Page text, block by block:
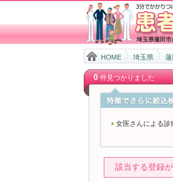
埼玉県蓮田
HOME 埼玉県
0件見つかりました
女医さんによる診
該当する登録